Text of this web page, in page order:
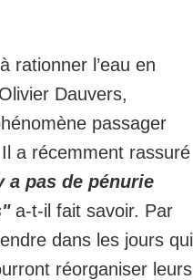
rationner l’eau en
Dauvers,
passager
a récemment rassuré
a pas de pénurie
a-t-il fait savoir. Par
dans les jours qui
réorganiser leurs